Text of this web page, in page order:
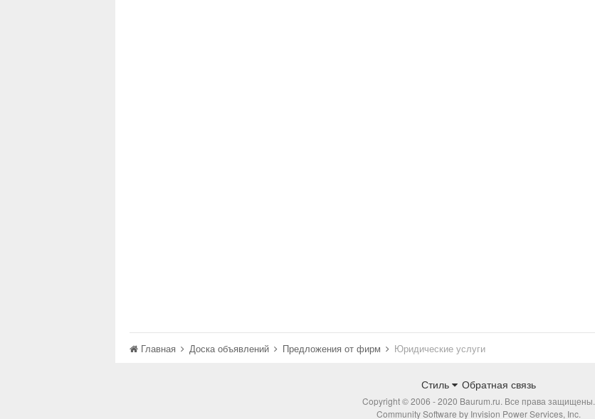
Главная Доска объявлений Предложения от фирм Юридические услуги
Стиль Обратная связь
Copyright © 2006 - 2020 Baurum.ru. Все права защищены.
Community Software by Invision Power Services, Inc.